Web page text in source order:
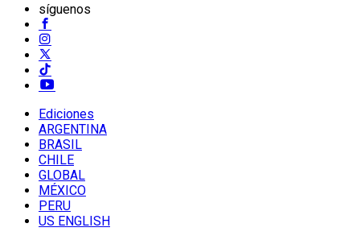
síguenos
Ediciones
ARGENTINA
BRASIL
CHILE
GLOBAL
MÉXICO
PERU
US ENGLISH